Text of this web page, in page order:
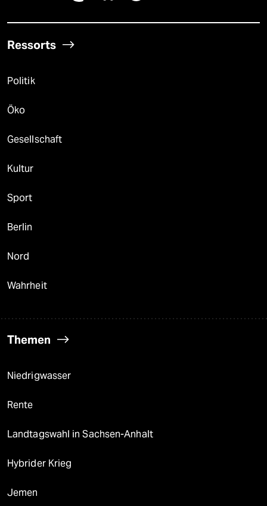
Ressorts
Politik
Öko
Gesellschaft
Kultur
Sport
Berlin
Nord
Wahrheit
Themen
Niedrigwasser
Rente
Landtagswahl in Sachsen-Anhalt
Hybrider Krieg
Jemen